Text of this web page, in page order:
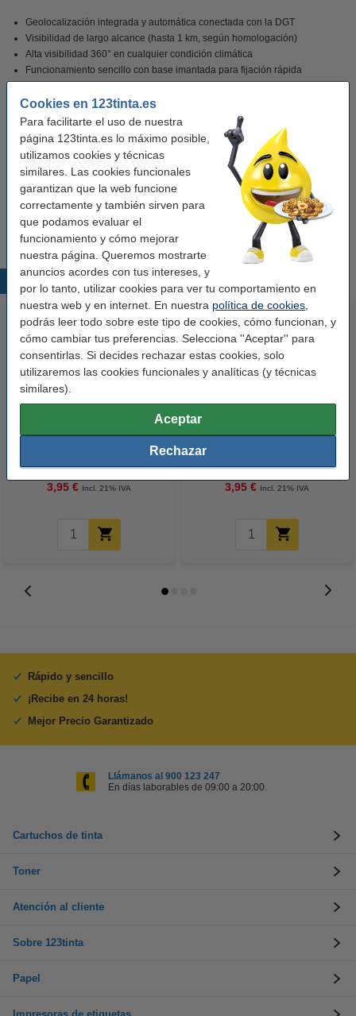
Cookies en 123tinta.es
Para facilitarte el uso de nuestra
página 123tinta.es lo máximo posible,
utilizamos cookies y técnicas
similares. Las cookies funcionales
garantizan que la web funcione
correctamente y también sirven para
que podamos evaluar el
funcionamiento y cómo mejorar
nuestra página. Queremos mostrarte
anuncios acordes con tus intereses, y
por lo tanto, utilizar cookies para ver tu comportamiento en
nuestra web y en internet. En nuestra política de cookies
podrás leer todo sobre este tipo de cookies, cómo funcionan, y
cómo cambiar tus preferencias. Selecciona ''Aceptar'' para
consentirlas. Si decides rechazar estas cookies, solo
utilizaremos las cookies funcionales y analíticas (y técnicas
similares).
Aceptar
Rechazar
Geolocalización integrada y automática conectada con la DGT
Visibilidad de largo alcance (hasta 1 km, según homologación)
Alta visibilidad 360° en cualquier condición climática
Funcionamiento sencillo con base imantada para fijación rápida
Alimentación:4x Pilas AA
ARTÍCULO HOMOLOGADO DGT CON GEOLOCALIZACIÓN
Certificado LIDIADA PC25020303 -Descarga Aquí
*Obligatorio en todos los vehículos a partir del 1 de enero de 2026 según
normativa de la Dirección General de Tráfico (DGT).
Productos destacados
Anillas A5 | 2 anillas | negra
3,95 € Incl. 21% IVA 3,95 € Incl. 21% IVA
Rápido y sencillo
¡Recibe en 24 horas!
Mejor Precio Garantizado
Llámanos al 900 123 247
En días laborables de 09:00 a 20:00.
Cartuchos de tinta
Toner
Atención al cliente
Sobre 123tinta
Papel